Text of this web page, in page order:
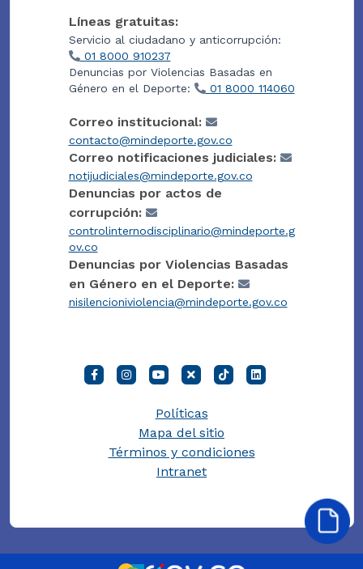
Líneas gratuitas:
Servicio al ciudadano y anticorrupción:
01 8000 910237
Denuncias por Violencias Basadas en
Género en el Deporte:
01 8000 114060
Correo institucional:
contacto@mindeporte.gov.co
Correo notificaciones judiciales:
notijudiciales@mindeporte.gov.co
Denuncias por actos de
corrupción:
controlinternodisciplinario@mindeporte.g
ov.co
Denuncias por Violencias Basadas
en Género en el Deporte:
nisilencioniviolencia@mindeporte.gov.co
Políticas
Mapa del sitio
Términos y condiciones
Intranet